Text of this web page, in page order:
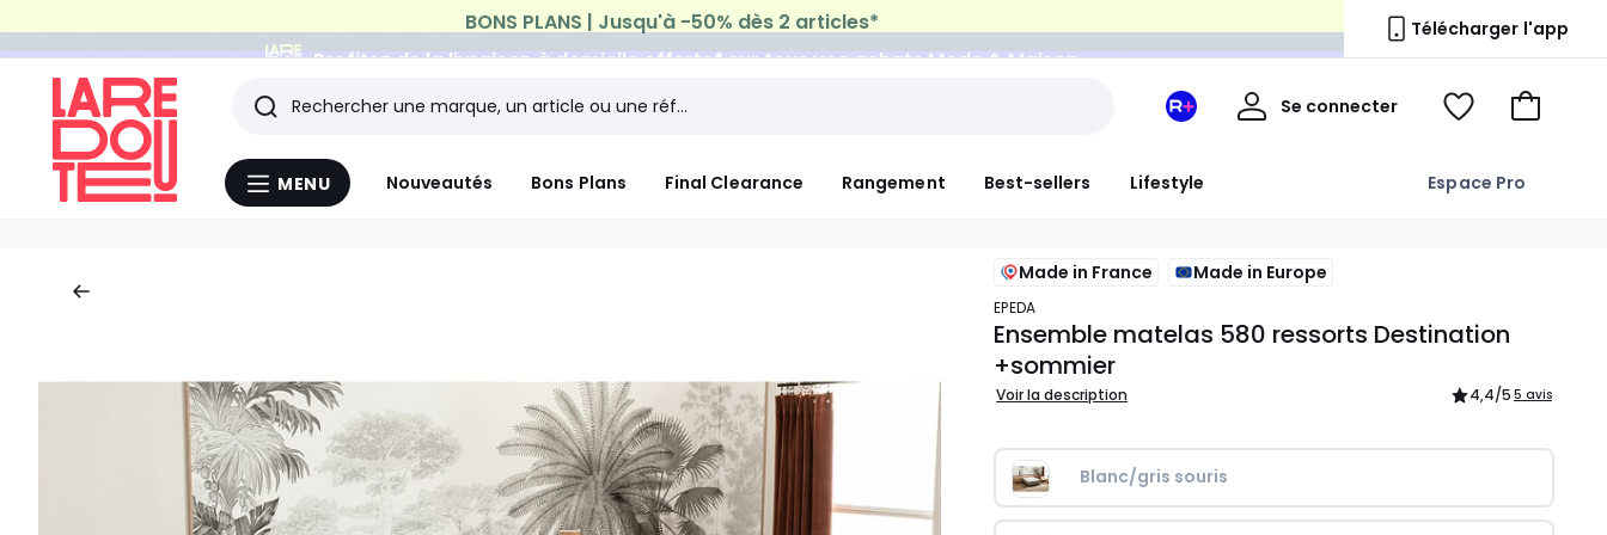
Profitez de la livraison à domicile offerte*sur tous vos achats Mode & Maison Télécharger l'app
Menu
MENU Nouveautés Bons Plans Final Clearance Rangement Best-sellers Lifestyle Espace Pro
Rechercher
Les
derniers
Mon
Redoute
Se connecter
Mon
Voir
Aller
Made in France Made in Europe
EPEDA
Ensemble matelas 580 ressorts Destination
+sommier
Voir la description 4,4/5 5 avis
Blanc/gris souris